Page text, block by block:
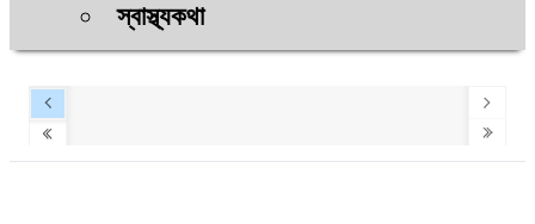
স্বাস্থ্যকথা